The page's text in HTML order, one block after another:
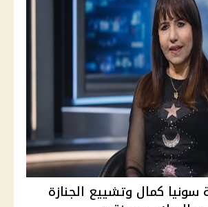
سونيا كمال وتشييع الجنازة